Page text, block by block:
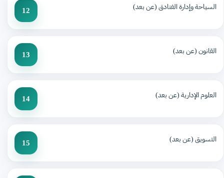
السياحة وإدارة الفنادق (عن بعد) 12
القانون (عن بعد) 13
العلوم الإدارية (عن بعد) 14
التسويق (عن بعد) 15